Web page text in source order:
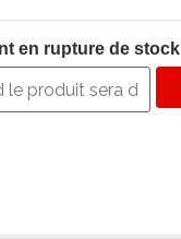
en rupture de stock